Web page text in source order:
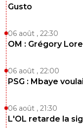
Gusto
06 août , 22:30
OM : Grégory
06 août , 22:00
PSG : Mbaye
06 août , 21:30
L'OL retarde la